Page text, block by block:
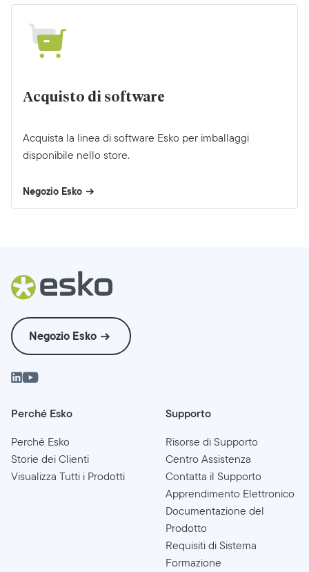
Acquisto di software
Acquista la linea di software Esko per imballaggi
disponibile nello store.
Negozio Esko
Negozio Esko
Perché Esko
Perché Esko
Storie dei Clienti
Visualizza Tutti i Prodotti
Supporto
Risorse di Supporto
Centro Assistenza
Contatta il Supporto
Apprendimento Elettronico
Documentazione del
Prodotto
Requisiti di Sistema
Formazione